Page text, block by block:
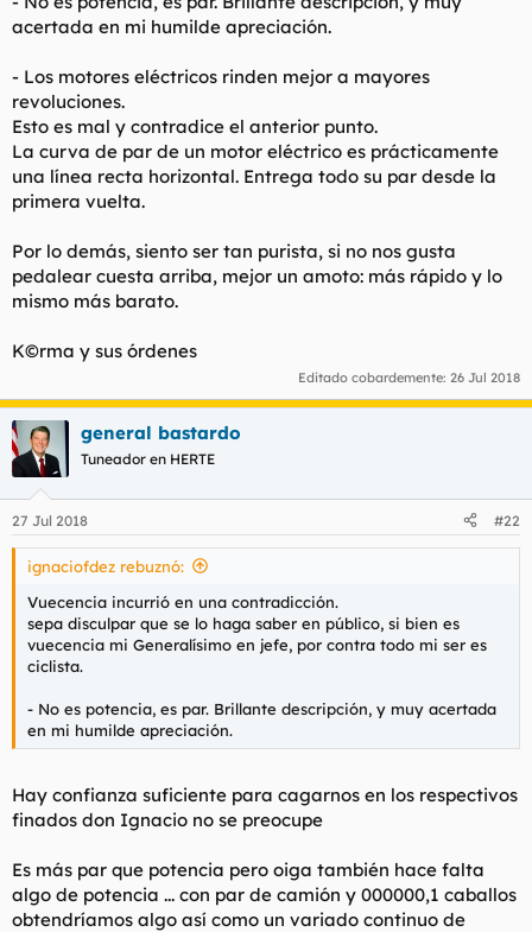
acertada en mi humilde apreciación.
- Los motores eléctricos rinden mejor a mayores
revoluciones.
Esto es mal y contradice el anterior punto.
La curva de par de un motor eléctrico es prácticamente
una línea recta horizontal. Entrega todo su par desde la
primera vuelta.
Por lo demás, siento ser tan purista, si no nos gusta
pedalear cuesta arriba, mejor un amoto: más rápido y lo
mismo más barato.
K©rma y sus órdenes
Editado cobardemente: 26 Jul 2018
general bastardo
Tuneador en HERTE
27 Jul 2018 #22
ignaciofdez rebuznó:
Vuecencia incurrió en una contradicción.
sepa disculpar que se lo haga saber en público, si bien es
vuecencia mi Generalísimo en jefe, por contra todo mi ser es
ciclista.
- No es potencia, es par. Brillante descripción, y muy acertada
en mi humilde apreciación.
Hay confianza suficiente para cagarnos en los respectivos
finados don Ignacio no se preocupe
Es más par que potencia pero oiga también hace falta
algo de potencia ... con par de camión y 000000,1 caballos
obtendríamos algo así como un variado continuo de